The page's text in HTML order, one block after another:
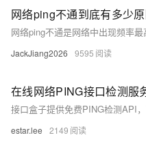
网络ping不通到底有多少原
JackJiang2026 9595
在线网络PING接口检测服
estar.lee 2149